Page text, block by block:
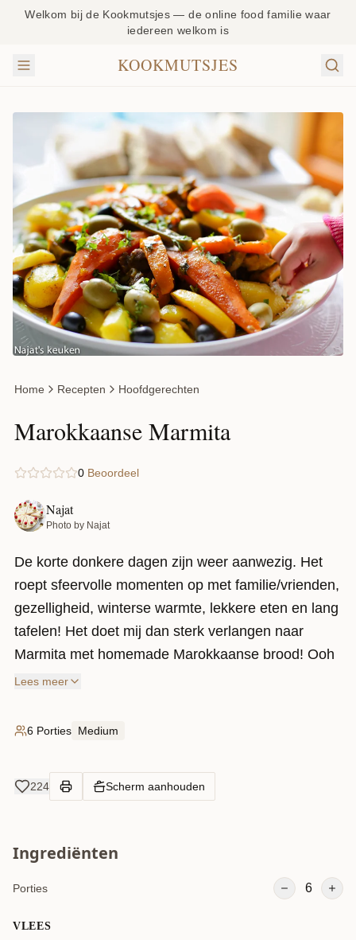
Welkom bij de Kookmutsjes — de online food familie waar
iedereen welkom is
KOOKMUTSJES
Home Recepten Hoofdgerechten
Marokkaanse Marmita
0 Beoordeel
Najat
Photo by Najat
De korte donkere dagen zijn weer aanwezig. Het
roept sfeervolle momenten op met familie/vrienden,
gezelligheid, winterse warmte, lekkere eten en lang
tafelen! Het doet mij dan sterk verlangen naar
Marmita met homemade Marokkaanse brood! Ooh
wat is dit nostalgisch recept toch heerlijk.
Lees meer
6 Porties Medium
224 Scherm aanhouden
Ingrediënten
Porties 6
VLEES